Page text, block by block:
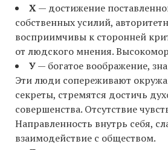
Х— достижение
собственных усилий,
восприимчивы к сторонней
от людского мнения.
У— богатое воображение,
Эти люди сопереживают
секреты, стремятся достичь
совершенства. Отсутствие
Направленность внутрь себя,
взаимодействие с обществом.